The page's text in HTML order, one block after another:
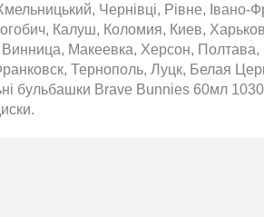
до НМТ 2026
06-09
Чернівці, Рівне, Івано-
Калуш, Коломия, Киев,
Винница, Макеевка, Херсон,
Тернополь, Луцк, Белая
бульбашки Brave Bunnies 60мл